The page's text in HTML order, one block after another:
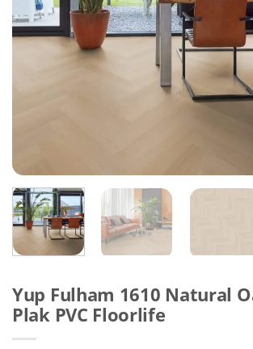
Yup Fulham 1610 Natural
Plak PVC Floorlife